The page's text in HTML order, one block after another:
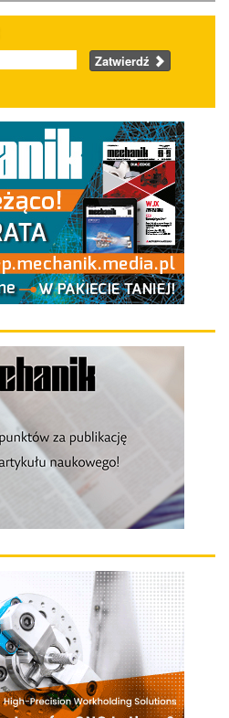
Zatwierdź